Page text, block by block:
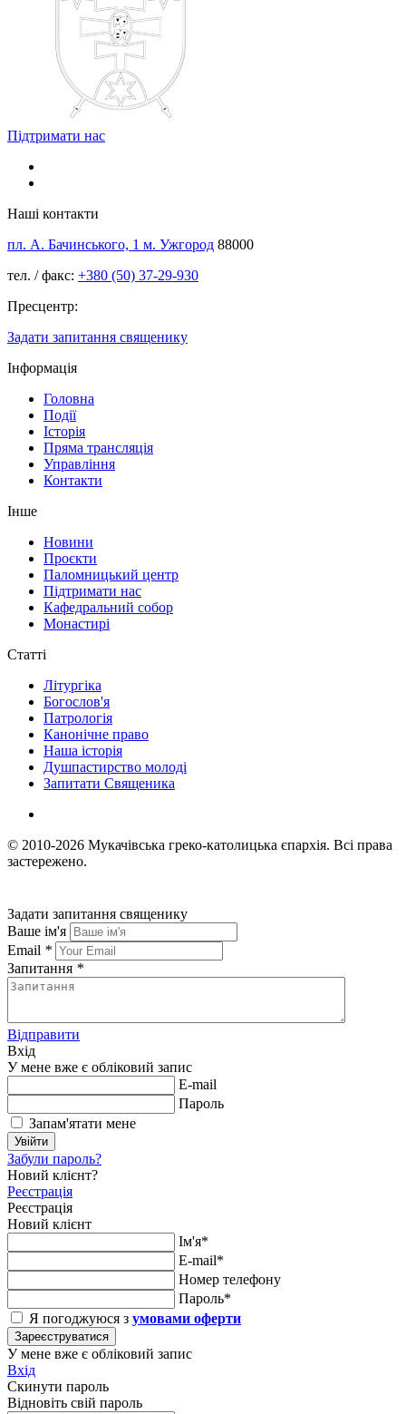
Підтримати нас
Наші контакти
пл. А. Бачинського, 1 м. Ужгород 88000
тел. / факс: +380 (50) 37-29-930
Пресцентр:
Задати запитання священику
Інформація
Головна
Події
Історія
Пряма трансляція
Управління
Контакти
Інше
Новини
Проєкти
Паломницький центр
Підтримати нас
Кафедральний собор
Монастирі
Статті
Літургіка
Богослов'я
Патрологія
Канонічне право
Наша історія
Душпастирство молоді
Запитати Священика
© 2010-2026 Мукачівська греко-католицька єпархія. Всі права
застережено.
Задати запитання священику
Ваше ім'я
Email *
Запитання *
Відправити
Вхід
У мене вже є обліковий запис
E-mail
Пароль
Запам'ятати мене
Увійти
Забули пароль?
Новий клієнт?
Реєстрація
Реєстрація
Новий клієнт
Ім'я*
E-mail*
Номер телефону
Пароль*
Я погоджуюся з умовами оферти
Зареєструватися
У мене вже є обліковий запис
Вхід
Скинути пароль
Відновіть свій пароль